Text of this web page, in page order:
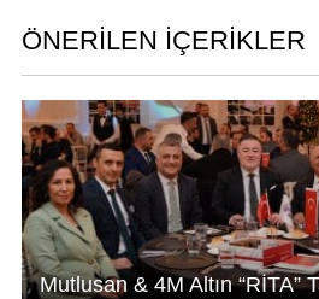
A
p
p
dI
n
b
o
o
k
ÖNERİLEN İÇERİKLER
Mutlusan & 4M Altın “RİTA”